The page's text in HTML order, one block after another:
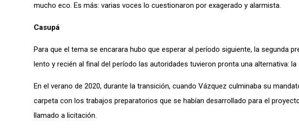
mucho eco. Es más: varias voces lo cuestionaron por exagerado y alarmista.
Casupá
Para que el tema se encarara hubo que esperar al período siguiente, la segunda
lento y recién al final del período las autoridades tuvieron pronta una alternativa:
En el verano de 2020, durante la transición, cuando Vázquez culminaba su
carpeta con los trabajos preparatorios que se habían desarrollado para el
llamado a licitación.